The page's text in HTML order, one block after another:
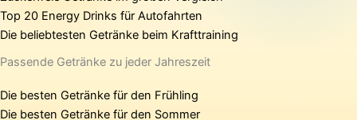
Top 20 Energy Drinks für Autofahrten
Die beliebtesten Getränke beim Krafttraining
Passende Getränke zu jeder Jahreszeit
Die besten Getränke für den Frühling
Die besten Getränke für den Sommer